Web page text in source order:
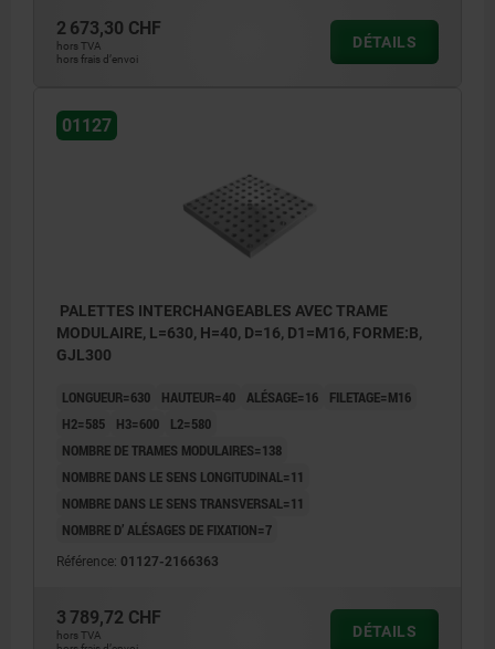
2 673,30 CHF
hors TVA
hors frais d’envoi
DÉTAILS
01127
PALETTES INTERCHANGEABLES AVEC TRAME
MODULAIRE, L=630, H=40, D=16, D1=M16, FORME:B,
GJL300
LONGUEUR=630 HAUTEUR=40 ALÉSAGE=16
FILETAGE=M16
H2=585
H3=600
L2=580
NOMBRE DE TRAMES MODULAIRES=138
NOMBRE DANS LE SENS LONGITUDINAL=11
NOMBRE DANS LE SENS TRANSVERSAL=11
NOMBRE D’ ALÉSAGES DE FIXATION=7
Référence: 01127-2166363
3 789,72 CHF
hors TVA
DÉTAILS